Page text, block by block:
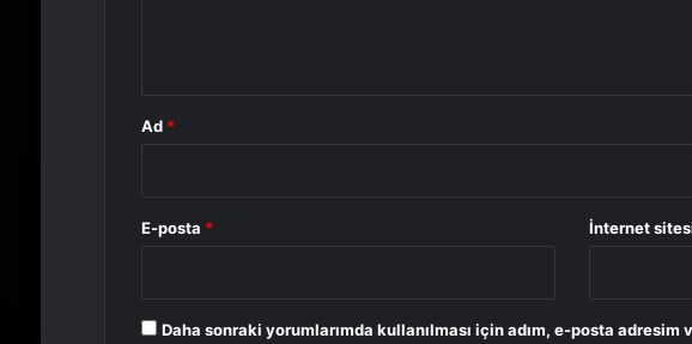
Ad *
E-posta * İnternet
Daha sonraki yorumlarımda kullanılması için adım, e-posta adresim